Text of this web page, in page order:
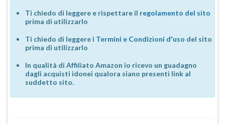
Ti chiedo di leggere e rispettare il regolamento del sito
prima di utilizzarlo
Ti chiedo di leggere i Termini e Condizioni d'uso del sito
prima di utilizzarlo
In qualità di Affiliato Amazon io ricevo un guadagno
dagli acquisti idonei qualora siano presenti link al
suddetto sito.